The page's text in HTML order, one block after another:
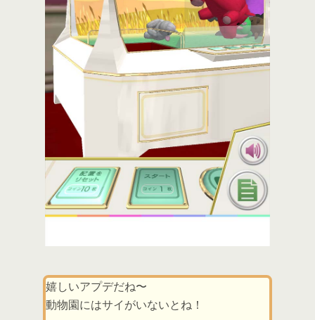
嬉しいアプデだね〜
動物園にはサイがいないとね！